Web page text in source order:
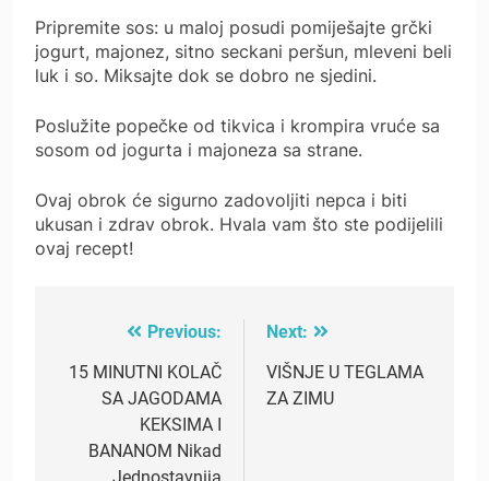
Pripremite sos: u maloj posudi pomiješajte grčki
jogurt, majonez, sitno seckani peršun, mleveni beli
luk i so. Miksajte dok se dobro ne sjedini.
Poslužite popečke od tikvica i krompira vruće sa
sosom od jogurta i majoneza sa strane.
Ovaj obrok će sigurno zadovoljiti nepca i biti
ukusan i zdrav obrok. Hvala vam što ste podijelili
ovaj recept!
navigation
Previous:
15 MINUTNI KOLAČ
SA JAGODAMA
KEKSIMA I
BANANOM Nikad
Jednostavnija
Next:
VIŠNJE U TEGLAMA
ZA ZIMU